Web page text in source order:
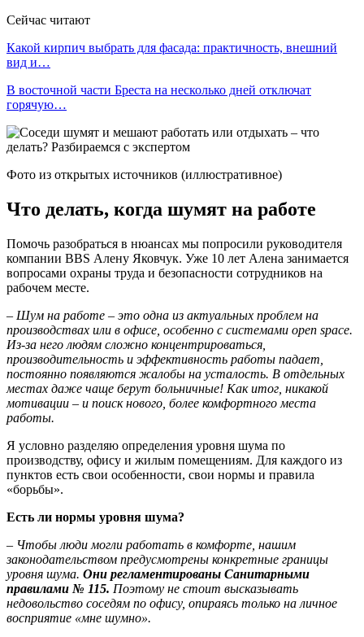
Сейчас читают
Какой кирпич выбрать для фасада: практичность, внешний
вид и…
В восточной части Бреста на несколько дней отключат
горячую…
Фото из открытых источников (иллюстративное)
Что делать, когда шумят на работе
Помочь разобраться в нюансах мы попросили руководителя
компании BBS Алену Яковчук. Уже 10 лет Алена занимается
вопросами охраны труда и безопасности сотрудников на
рабочем месте.
– Шум на работе – это одна из актуальных проблем на
производствах или в офисе, особенно с системами open space.
Из-за него людям сложно концентрироваться,
производительность и эффективность работы падает,
постоянно появляются жалобы на усталость. В отдельных
местах даже чаще берут больничные! Как итог, никакой
мотивации – и поиск нового, более комфортного места
работы.
Я условно разделяю определения уровня шума по
производству, офису и жилым помещениям. Для каждого из
пунктов есть свои особенности, свои нормы и правила
«борьбы».
Есть ли нормы уровня шума?
– Чтобы люди могли работать в комфорте, нашим
законодательством предусмотрены конкретные границы
уровня шума. Они регламентированы Санитарными
правилами № 115. Поэтому не стоит высказывать
недовольство соседям по офису, опираясь только на личное
восприятие «мне шумно».